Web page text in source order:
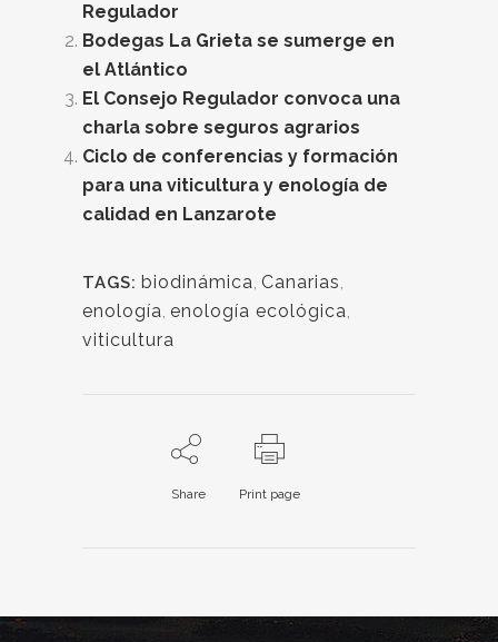
Regulador
Bodegas La Grieta se sumerge en
el Atlántico
El Consejo Regulador convoca una
charla sobre seguros agrarios
Ciclo de conferencias y formación
para una viticultura y enología de
calidad en Lanzarote
TAGS: biodinámica, Canarias,
enología, enología ecológica,
viticultura
Share Print page